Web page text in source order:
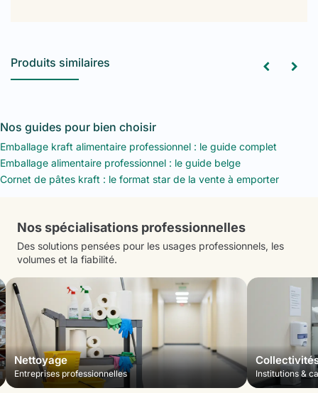
Produits similaires
Nos guides pour bien choisir
Emballage kraft alimentaire professionnel : le guide complet
Emballage alimentaire professionnel : le guide belge
Cornet de pâtes kraft : le format star de la vente à emporter
Nos spécialisations professionnelles
Des solutions pensées pour les usages professionnels, les
volumes et la fiabilité.
Nettoyage
Entreprises professionnelles Institutions &